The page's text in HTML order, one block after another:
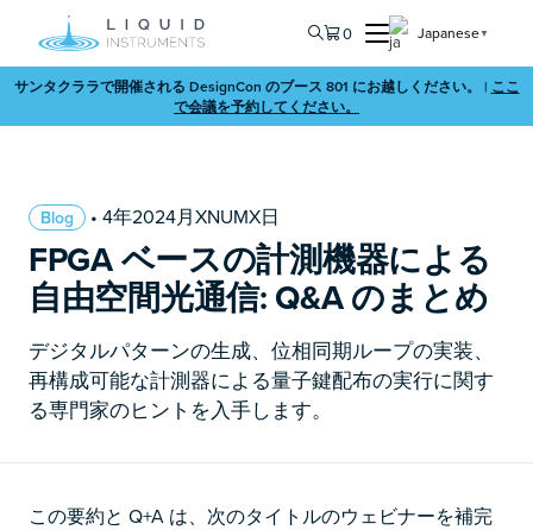
0 Japanese▼
サンタクララで開催される DesignCon のブース 801 にお越しください。 | ここ
で会議を予約してください。
Blog • 4年2024月XNUMX日
FPGA ベースの計測機器による
自由空間光通信: Q&A のまとめ
デジタルパターンの生成、位相同期ループの実装、
再構成可能な計測器による量子鍵配布の実行に関す
る専門家のヒントを入手します。
この要約と Q+A は、次のタイトルのウェビナーを補完